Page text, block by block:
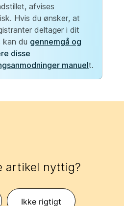
afvises
Hvis du ønsker, at
deltager i dit
kan du gennemgå og
disse
manuelt.
artikel nyttig?
Ikke rigtigt